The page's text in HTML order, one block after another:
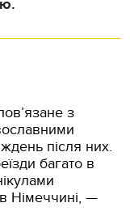
з
після них.
багато в
Німеччині, —